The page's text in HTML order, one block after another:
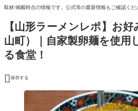
取材/掲載時点の情報です。公式等の最新情報もご確認くだ
【山形ラーメンレポ】お
山町）｜自家製卵麺を使用
る食堂！
 保存する